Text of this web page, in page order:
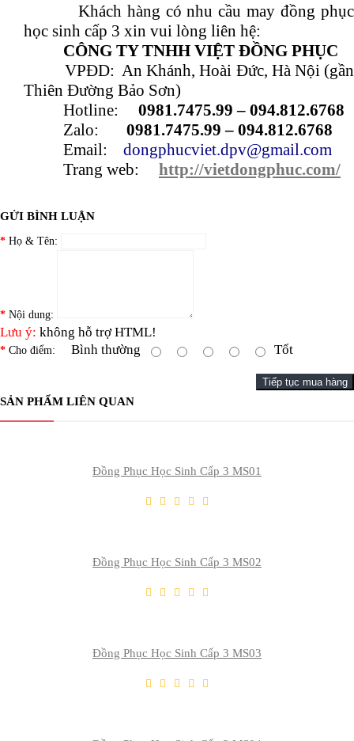
Khách hàng có nhu cầu may đồng phục
học sinh cấp 3 xin vui lòng liên hệ:
CÔNG TY TNHH VIỆT ĐỒNG PHỤC
VPĐD: An Khánh, Hoài Đức, Hà Nội (gần
Thiên Đường Bảo Sơn)
Hotline: 0981.7475.99 – 094.812.6768
Zalo: 0981.7475.99 – 094.812.6768
Email: dongphucviet.dpv@gmail.com
Trang web: http://vietdongphuc.com/
GỬI BÌNH LUẬN
Họ & Tên:
Nội dung:
Lưu ý: không hỗ trợ HTML!
Cho điểm: Bình thường Tốt
Tiếp tục mua hàng
SẢN PHẨM LIÊN QUAN
Đồng Phục Học Sinh Cấp 3 MS01
Đồng Phục Học Sinh Cấp 3 MS02
THÊM VÀO GIỎ
Đồng Phục Học Sinh Cấp 3 MS03
THÊM VÀO GIỎ
THÊM VÀO GIỎ